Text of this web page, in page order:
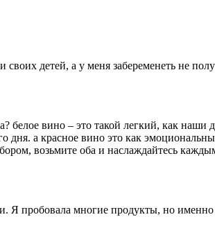
детей, а у меня забеременеть не
белое вино – это такой легкий, как наши
дня. а красное вино это как
возьмите оба и наслаждайтесь
Я пробовала многие продукты, но